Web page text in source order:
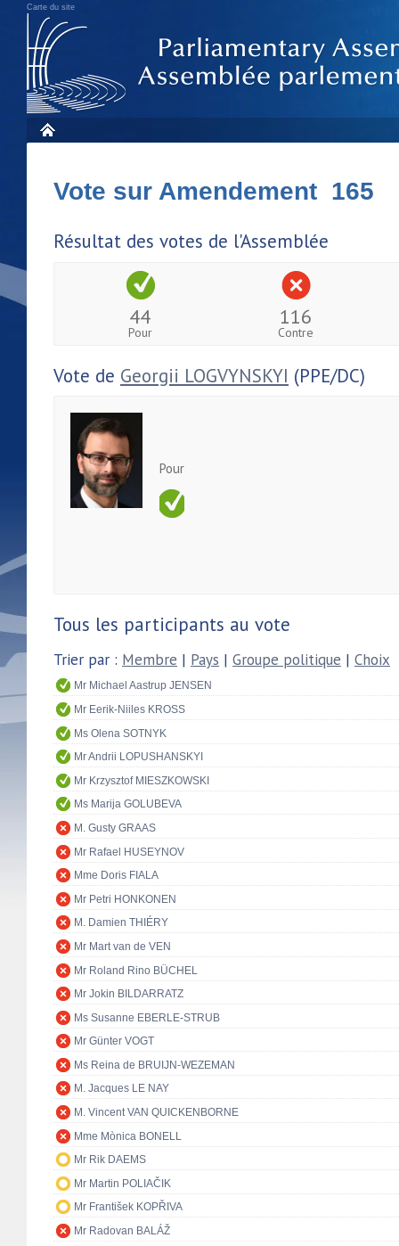
Carte du site
Vote sur Amendement 165
Résultat des votes de l'Assemblée
44
Pour
116
Contre
Vote de Georgii LOGVYNSKYI (PPE/DC)
Pour
Tous les participants au vote
Trier par : Membre | Pays | Groupe politique | Choix
Mr Michael Aastrup JENSEN
Mr Eerik-Niiles KROSS
Ms Olena SOTNYK
Mr Andrii LOPUSHANSKYI
Mr Krzysztof MIESZKOWSKI
Ms Marija GOLUBEVA
M. Gusty GRAAS
Mr Rafael HUSEYNOV
Mme Doris FIALA
Mr Petri HONKONEN
M. Damien THIÉRY
Mr Mart van de VEN
Mr Roland Rino BÜCHEL
Mr Jokin BILDARRATZ
Ms Susanne EBERLE-STRUB
Mr Günter VOGT
Ms Reina de BRUIJN-WEZEMAN
M. Jacques LE NAY
M. Vincent VAN QUICKENBORNE
Mme Mònica BONELL
Mr Rik DAEMS
Mr Martin POLIAČIK
Mr František KOPŘIVA
Mr Radovan BALÁŽ